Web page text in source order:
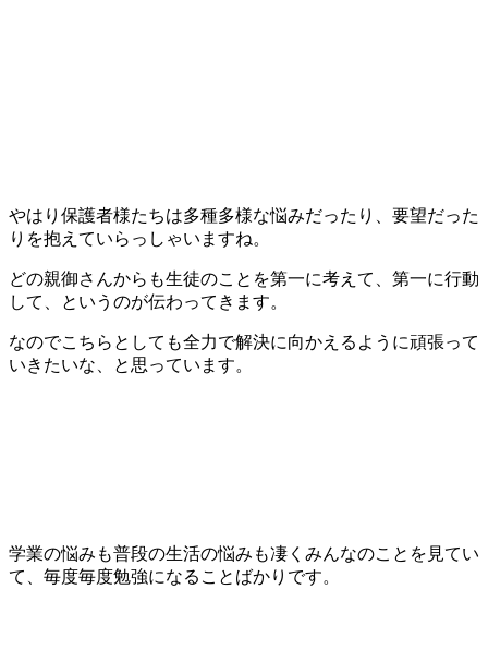
やはり保護者様たちは多種多様な悩みだったり、要望だった
りを抱えていらっしゃいますね。
どの親御さんからも生徒のことを第一に考えて、第一に行動
して、というのが伝わってきます。
なのでこちらとしても全力で解決に向かえるように頑張って
いきたいな、と思っています。
学業の悩みも普段の生活の悩みも凄くみんなのことを見てい
て、毎度毎度勉強になることばかりです。